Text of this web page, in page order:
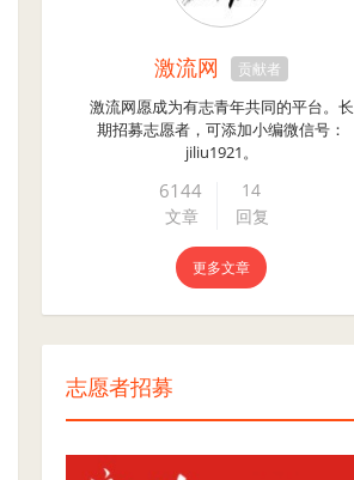
激流网 贡献者
激流网愿成为有志青年共同的平台。长
期招募志愿者，可添加小编微信号：
jiliu1921。
6144
文章
14
回复
更多文章
志愿者招募